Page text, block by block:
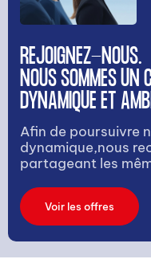
REJOIGNEZ-NOUS.
NOUS SOMMES UN
DYNAMIQUE ET
Afin de poursuivre
dynamique,nous
partageant les
Voir les offres